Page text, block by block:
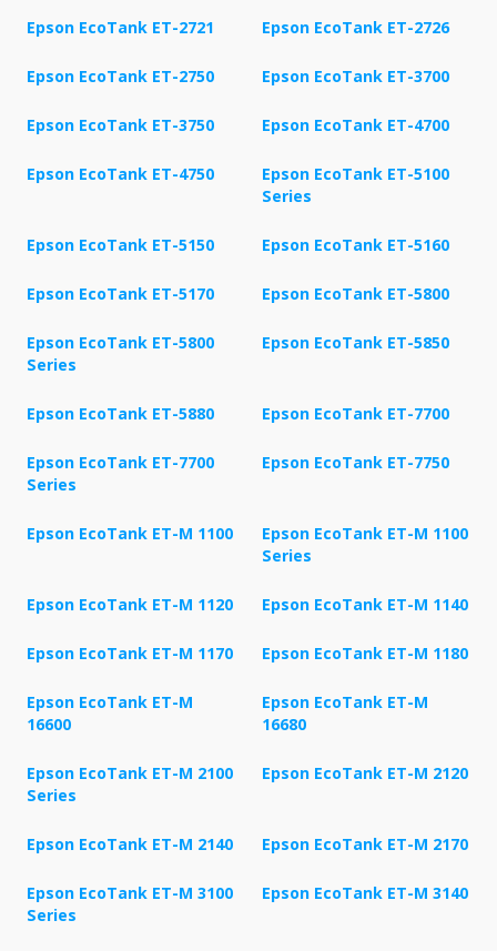
Epson EcoTank ET-2721 Epson EcoTank ET-2726
Epson EcoTank ET-2750 Epson EcoTank ET-3700
Epson EcoTank ET-3750 Epson EcoTank ET-4700
Epson EcoTank ET-4750
Epson EcoTank ET-5100
Series
Epson EcoTank ET-5150 Epson EcoTank ET-5160
Epson EcoTank ET-5170 Epson EcoTank ET-5800
Epson EcoTank ET-5800
Series
Epson EcoTank ET-5850
Epson EcoTank ET-5880 Epson EcoTank ET-7700
Epson EcoTank ET-7700
Series
Epson EcoTank ET-7750
Epson EcoTank ET-M 1100
Epson EcoTank ET-M 1100
Series
Epson EcoTank ET-M 1120 Epson EcoTank ET-M 1140
Epson EcoTank ET-M 1170 Epson EcoTank ET-M 1180
Epson EcoTank ET-M
16600
Epson EcoTank ET-M
16680
Epson EcoTank ET-M 2100
Series
Epson EcoTank ET-M 2120
Epson EcoTank ET-M 2140 Epson EcoTank ET-M 2170
Epson EcoTank ET-M 3100
Series
Epson EcoTank ET-M 3140